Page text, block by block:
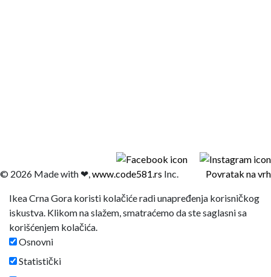
Povratak na vrh
© 2026 Made with ❤,www.code581.rs Inc.
Ikea Crna Gora koristi kolačiće radi unapređenja korisničkog
iskustva. Klikom na slažem, smatraćemo da ste saglasni sa
korišćenjem kolačića.
Osnovni
Statistički